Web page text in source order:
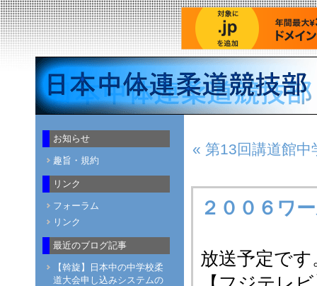
« 第13回講道館中
２００６ワ
放送予定です
お知らせ
趣旨・規約
リンク
フォーラム
リンク
最近のブログ記事
【斡旋】日本中の中学校柔
道大会申し込みシステムの